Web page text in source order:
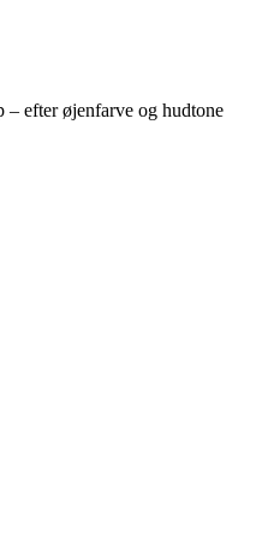
efter øjenfarve og hudtone